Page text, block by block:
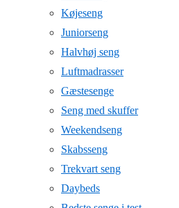
Køjeseng
Juniorseng
Halvhøj seng
Luftmadrasser
Gæstesenge
Seng med skuffer
Weekendseng
Skabsseng
Trekvart seng
Daybeds